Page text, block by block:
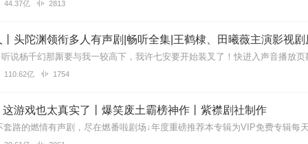
44.37亿 2813
头陀渊领衔多人有声剧|畅听全集|王鹤棣、田曦薇主演影视
110.62亿 1754
游戏也太真实了丨爆笑废土霸榜神作丨紫襟剧社制作